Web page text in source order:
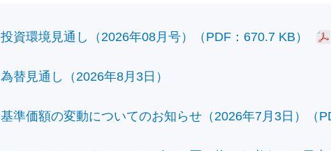
投資環境見通し（2026年08月号）（PDF：670.7 KB）
為替見通し（2026年8月3日）
基準価額の変動についてのお知らせ（2026年7月3日）（